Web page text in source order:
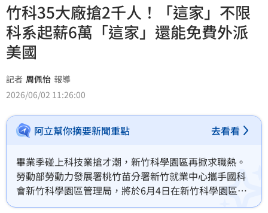
竹科35大廠搶2千人！「這家」不限
科系起薪6萬「這家」還能免費外派
美國
記者 周佩怡 報導
2026/06/02 11:26:00
阿立幫你摘要新聞重點 去看看
畢業季碰上科技業搶才潮，新竹科學園區再掀求職熱。
勞動部勞動力發展署桃竹苗分署新竹就業中心攜手國科
會新竹科學園區管理局，將於6月4日在新竹科學園區管
理局尼尼生活館舉辦大型科技業徵才活動，35家科技大